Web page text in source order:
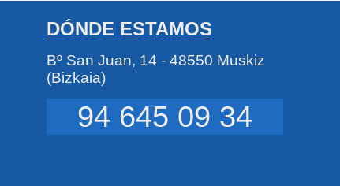
DÓNDE ESTAMOS
Bº San Juan, 14 - 48550 Muskiz
(Bizkaia)
94 645 09 34